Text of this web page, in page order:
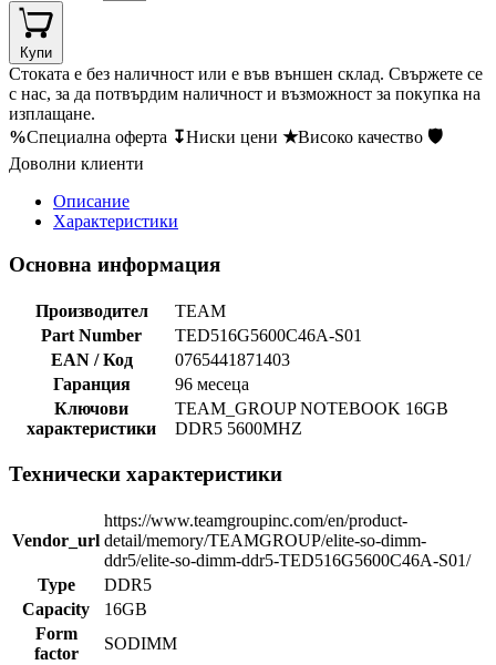
Купи
Стоката е без наличност или е във външен склад. Свържете се
с нас, за да потвърдим наличност и възможност за покупка на
изплащане.
%Специална оферта ↧Ниски цени ★Високо качество 🛡
Доволни клиенти
Описание
Характеристики
Основна информация
Производител
TEAM
Part Number
TED516G5600C46A-S01
EAN / Код
0765441871403
Гаранция
96 месеца
Ключови
характеристики
TEAM_GROUP NOTEBOOK 16GB
DDR5 5600MHZ
Технически характеристики
Vendor_url
https://www.teamgroupinc.com/en/product-
detail/memory/TEAMGROUP/elite-so-dimm-
ddr5/elite-so-dimm-ddr5-TED516G5600C46A-S01/
Type
DDR5
Capacity
16GB
Form
factor
SODIMM